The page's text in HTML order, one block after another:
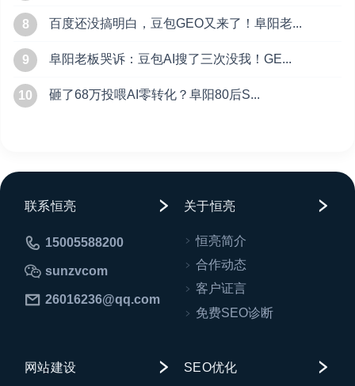
8 百度还没搞明白，豆包GEO又来了！阜阳老...
9 阜阳老板哭诉：豆包AI搜了三次没我！GE...
10 砸了68万投喂AI零转化？阜阳80后S...
联系恒亮
15005588200
sunzvcom
26016236@qq.com
关于恒亮
恒亮简介
合作动态
客户证言
免费SEO诊断
网站建设 SEO优化